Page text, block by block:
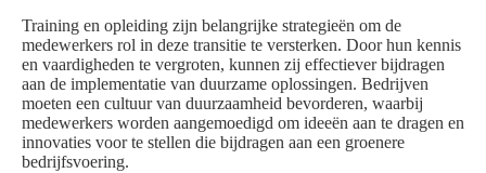
Training en opleiding zijn belangrijke strategieën om de
medewerkers rol in deze transitie te versterken. Door hun kennis
en vaardigheden te vergroten, kunnen zij effectiever bijdragen
aan de implementatie van duurzame oplossingen. Bedrijven
moeten een cultuur van duurzaamheid bevorderen, waarbij
medewerkers worden aangemoedigd om ideeën aan te dragen en
innovaties voor te stellen die bijdragen aan een groenere
bedrijfsvoering.